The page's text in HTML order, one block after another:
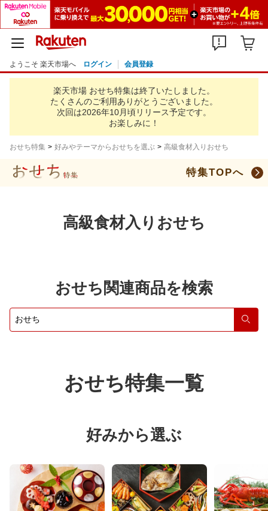
ようこそ 楽天市場へ ログイン 会員登録
楽天市場 おせち特集は終了いたしました。
たくさんのご利用ありがとうございました。
次回は2026年10月頃リリース予定です。
お楽しみに！
おせち特集 好みやテーマからおせちを選ぶ 高級食材入りおせち
特集TOPへ
高級食材入りおせち
おせち関連商品を検索
検索
おせち特集一覧
好みから選ぶ